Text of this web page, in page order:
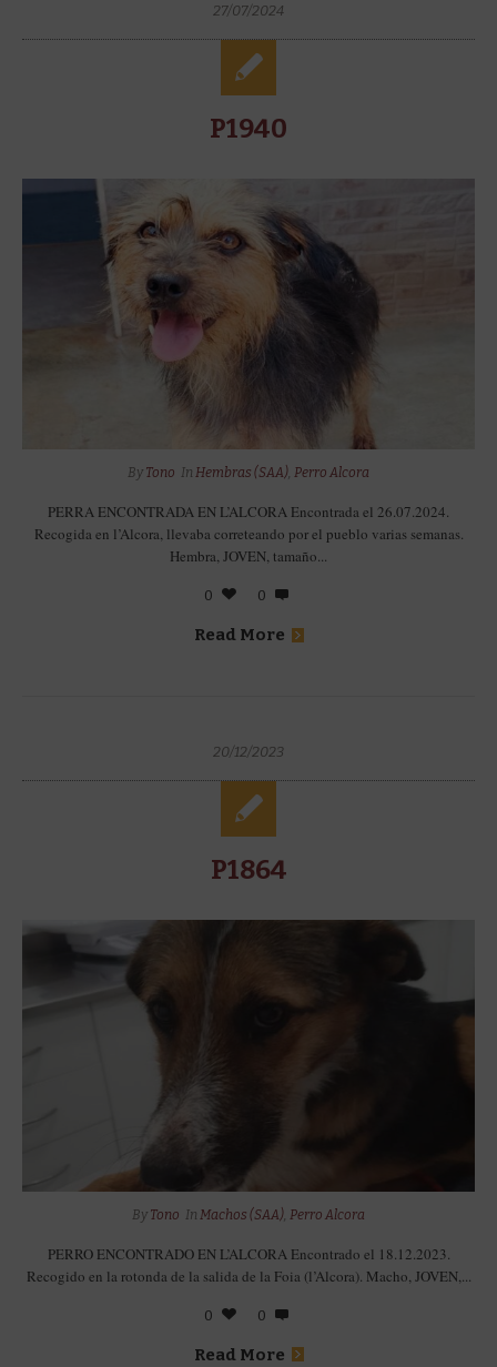
27/07/2024
P1940
By Tono In Hembras (SAA), Perro Alcora
PERRA ENCONTRADA EN L’ALCORA Encontrada el 26.07.2024.
Recogida en l’Alcora, llevaba correteando por el pueblo varias semanas.
Hembra, JOVEN, tamaño...
0 0
Read More
20/12/2023
P1864
By Tono In Machos (SAA) Perro Alcora
PERRO ENCONTRADO EN L’ALCORA Encontrado el 18.12.2023.
Recogido en la rotonda de la salida de la Foia (l’Alcora). Macho, JOVEN,...
0 0
Read More